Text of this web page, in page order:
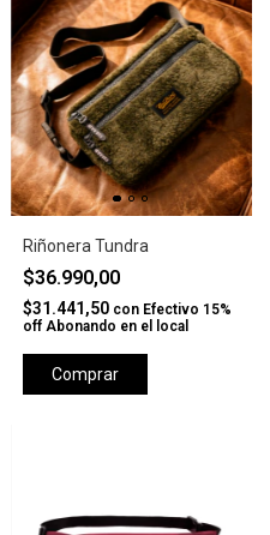
Riñonera Tundra
$36.990,00
$31.441,50 con Efectivo 15%
off Abonando en el local
Comprar